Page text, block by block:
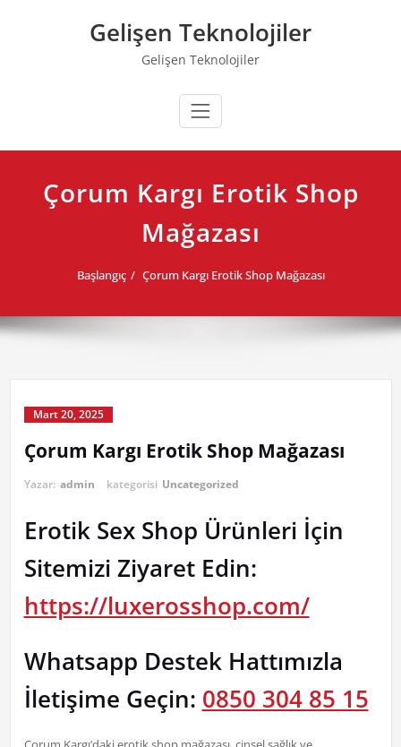
Gelişen Teknolojiler
Gelişen Teknolojiler
Çorum Kargı Erotik Shop
Mağazası
Başlangıç Çorum Kargı Erotik Shop Mağazası
Mart 20, 2025
Çorum Kargı Erotik Shop Mağazası
Yazar: admin kategorisi Uncategorized
Erotik Sex Shop Ürünleri İçin
Sitemizi Ziyaret Edin:
https://luxerosshop.com/
Whatsapp Destek Hattımızla
İletişime Geçin: 0850 304 85 15